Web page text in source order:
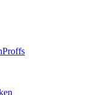
Proffs